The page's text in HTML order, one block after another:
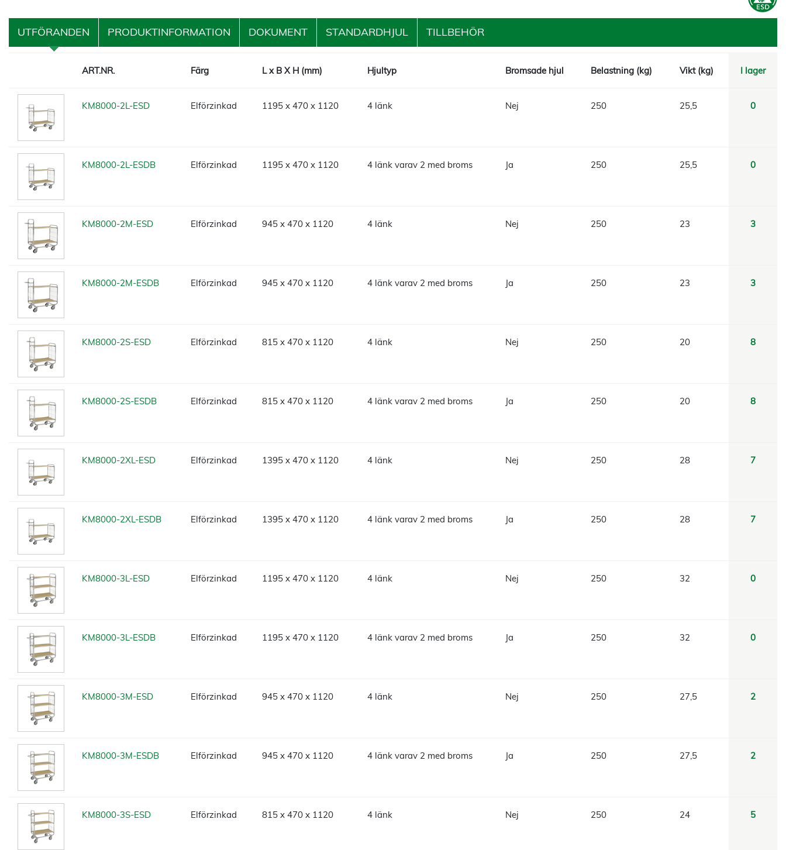
UTFÖRANDEN PRODUKTINFORMATION DOKUMENT STANDARDHJUL TILLBEHÖR
ART.NR. Färg L x B X H (mm) Hjultyp Bromsade hjul Belastning (kg) Vikt (kg) I lager
KM8000-2L-ESD Elförzinkad 1195 x 470 x 1120 4 länk Nej 250 25,5 0
KM8000-2L-ESDB Elförzinkad 1195 x 470 x 1120 4 länk varav 2 med broms Ja 250 25,5 0
KM8000-2M-ESD Elförzinkad 945 x 470 x 1120 4 länk Nej 250 23 3
KM8000-2M-ESDB Elförzinkad 945 x 470 x 1120 4 länk varav 2 med broms Ja 250 23 3
KM8000-2S-ESD Elförzinkad 815 x 470 x 1120 4 länk Nej 250 20 8
KM8000-2S-ESDB Elförzinkad 815 x 470 x 1120 4 länk varav 2 med broms Ja 250 20 8
KM8000-2XL-ESD Elförzinkad 1395 x 470 x 1120 4 länk Nej 250 28 7
KM8000-2XL-ESDB Elförzinkad 1395 x 470 x 1120 4 länk varav 2 med broms Ja 250 28 7
KM8000-3L-ESD Elförzinkad 1195 x 470 x 1120 4 länk Nej 250 32 0
KM8000-3L-ESDB Elförzinkad 1195 x 470 x 1120 4 länk varav 2 med broms Ja 250 32 0
KM8000-3M-ESD Elförzinkad 945 x 470 x 1120 4 länk Nej 250 27,5 2
KM8000-3M-ESDB Elförzinkad 945 x 470 x 1120 4 länk varav 2 med broms Ja 250 27,5 2
KM8000-3S-ESD Elförzinkad 815 x 470 x 1120 4 länk Nej 250 24 5